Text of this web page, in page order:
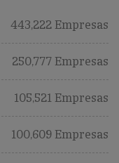
443,222 Empresas
250,777 Empresas
105,521 Empresas
100,609 Empresas